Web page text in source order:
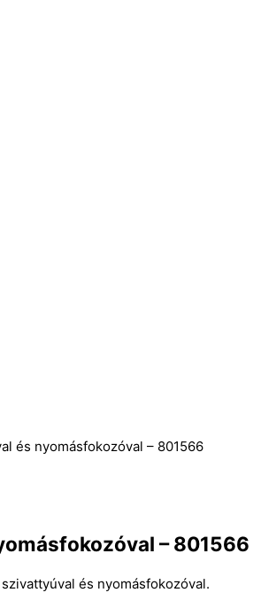
és nyomásfokozóval – 801566
– 801566
és nyomásfokozóval.